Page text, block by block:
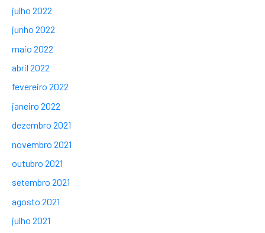
julho 2022
junho 2022
maio 2022
abril 2022
fevereiro 2022
janeiro 2022
dezembro 2021
novembro 2021
outubro 2021
setembro 2021
agosto 2021
julho 2021